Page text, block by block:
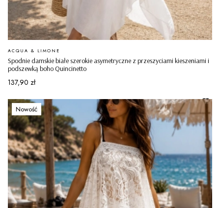
Spodnie damskie białe szerokie asymetryczne z przeszyciami kieszeniami i
podszewką boho Quincinetto
PRODUCENT
ACQUA & LIMONE
Cena
137,90 zł
Nowość